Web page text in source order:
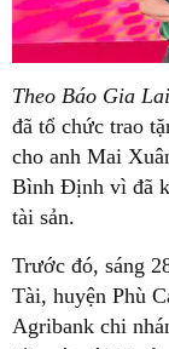
Theo Báo Gia
đã tổ chức trao
cho anh Mai
Bình Định vì đã
tài sản.
Trước đó, sáng
Tài, huyện Phù
Agribank chi